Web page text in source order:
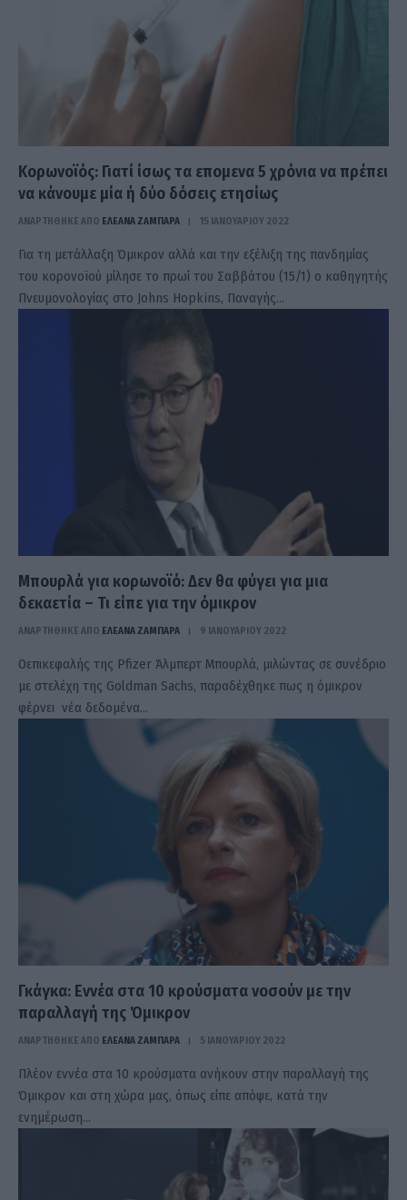
Κορωνοϊός: Γιατί ίσως τα επομενα 5 χρόνια να πρέπει
να κάνουμε μία ή δύο δόσεις ετησίως
ΑΝΑΡΤΗΘΗΚΕ ΑΠΟ ΕΛΕΑΝΑ ΖΑΜΠΑΡΑ 15 ΙΑΝΟΥΑΡΊΟΥ 2022
Για τη μετάλλαξη Όμικρον αλλά και την εξέλιξη της πανδημίας
του κορονοϊού μίλησε το πρωί του Σαββάτου (15/1) ο καθηγητής
Πνευμονολογίας στο Johns Hopkins, Παναγής…
Μπουρλά για κορωνοϊό: Δεν θα φύγει για μια
δεκαετία – Τι είπε για την όμικρον
ΑΝΑΡΤΗΘΗΚΕ ΑΠΟ ΕΛΕΑΝΑ ΖΑΜΠΑΡΑ 9 ΙΑΝΟΥΑΡΊΟΥ 2022
Οεπικεφαλής της Pfizer Άλμπερτ Μπουρλά, μιλώντας σε συνέδριο
με στελέχη της Goldman Sachs, παραδέχθηκε πως η όμικρον
φέρνει νέα δεδομένα…
Γκάγκα: Εννέα στα 10 κρούσματα νοσούν με την
παραλλαγή της Όμικρον
ΑΝΑΡΤΗΘΗΚΕ ΑΠΟ ΕΛΕΑΝΑ ΖΑΜΠΑΡΑ 5 ΙΑΝΟΥΑΡΊΟΥ 2022
Πλέον εννέα στα 10 κρούσματα ανήκουν στην παραλλαγή της
Όμικρον και στη χώρα μας, όπως είπε απόψε, κατά την
ενημέρωση…